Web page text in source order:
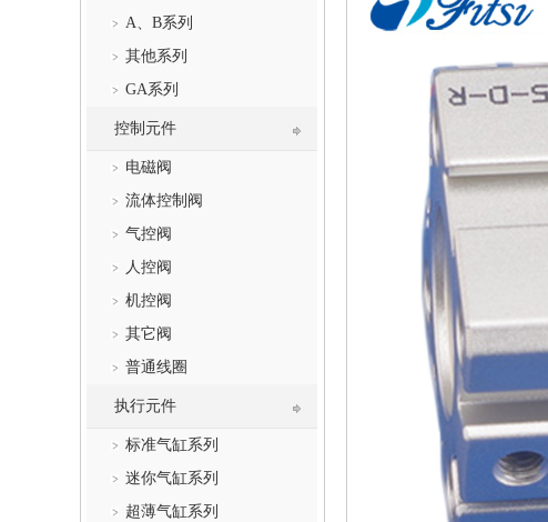
A、B系列
其他系列
GA系列
控制元件
电磁阀
流体控制阀
气控阀
人控阀
机控阀
其它阀
普通线圈
执行元件
标准气缸系列
迷你气缸系列
超薄气缸系列